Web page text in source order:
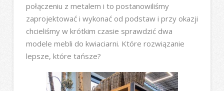
połączeniu z metalem i to postanowiliśmy
zaprojektować i wykonać od podstaw i przy okazji
chcieliśmy w krótkim czasie sprawdzić dwa
modele mebli do kwiaciarni. Które rozwiązanie
lepsze, które tańsze?